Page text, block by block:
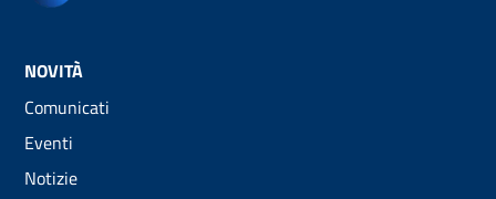
NOVITÀ
Comunicati
Eventi
Notizie